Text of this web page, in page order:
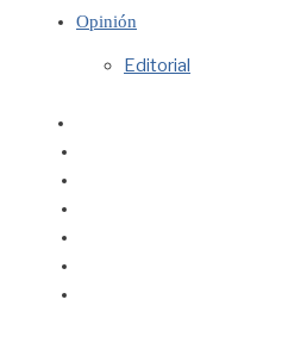
Opinión
Editorial